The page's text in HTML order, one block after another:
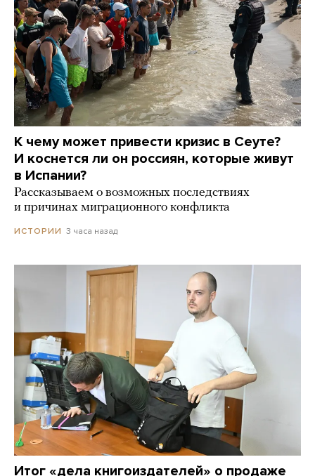
К чему может привести кризис в Сеуте?
И коснется ли он россиян, которые живут
в Испании?
Рассказываем о возможных последствиях
и причинах миграционного конфликта
ИСТОРИИ 3 часа назад
Итог «дела книгоиздателей» о продаже